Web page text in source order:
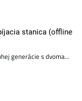
stanica (offline
generácie s dvoma...